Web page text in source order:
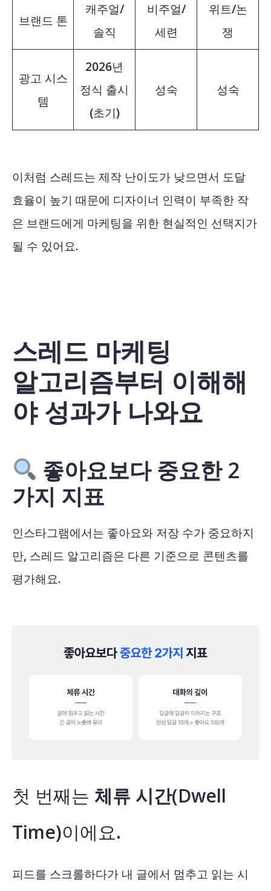
브랜드 톤
캐주얼/
솔직
비주얼/
세련
위트/논
쟁
광고 시스
템
2026년
정식 출시
(초기)
성숙 성숙
이처럼 스레드는 제작 난이도가 낮으면서 도달
효율이 높기 때문에 디자이너 인력이 부족한 작
은 브랜드에게 마케팅을 위한 현실적인 선택지가
될 수 있어요.
스레드 마케팅
알고리즘부터 이해해
야 성과가 나와요
좋아요보다 중요한 2
가지 지표
인스타그램에서는 좋아요와 저장 수가 중요하지
만, 스레드 알고리즘은 다른 기준으로 콘텐츠를
평가해요.
첫 번째는 체류 시간(Dwell
Time)이에요.
피드를 스크롤하다가 내 글에서 멈추고 읽는 시